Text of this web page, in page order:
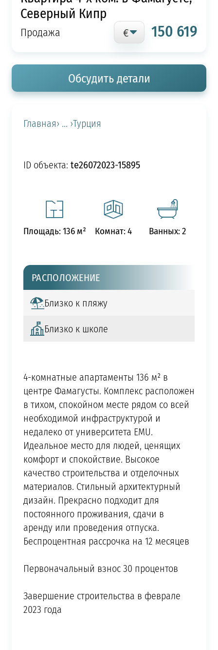
Северный Кипр
Продажа 150 619
Обсудить детали
Главная› ... ›Турция
ID объекта: te26072023-15895
Площадь: 136 м² Комнат: 4 Ванных: 2
РАСПОЛОЖЕНИЕ
Близко к пляжу
Близко к школе
4-комнатные апартаменты 136 м² в
центре Фамагусты. Комплекс расположен
в тихом, спокойном месте рядом со всей
необходимой инфраструктурой и
недалеко от университета EMU.
Идеальное место для людей, ценящих
комфорт и спокойствие. Высокое
качество строительства и отделочных
материалов. Стильный архитектурный
дизайн. Прекрасно подходит для
постоянного проживания, сдачи в
аренду или проведения отпуска.
Беспроцентная рассрочка на 12 месяцев
Первоначальный взнос 30 процентов
Завершение строительства в феврале
2023 года